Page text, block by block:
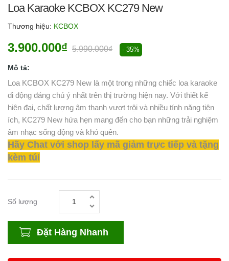
Loa Karaoke KCBOX KC279 New
Thương hiệu: KCBOX
3.900.000₫ 5.990.000₫ - 35%
Mô tả:
Loa KCBOX KC279 New là một trong những chiếc loa karaoke
di động đáng chú ý nhất trên thị trường hiện nay. Với thiết kế
hiện đại, chất lượng âm thanh vượt trội và nhiều tính năng tiện
ích, KC279 New hứa hẹn mang đến cho bạn những trải nghiệm
âm nhạc sống động và khó quên.
Hãy Chat với shop lấy mã giảm trực tiếp và tặng
kèm túi
Số lượng
Đặt Hàng Nhanh